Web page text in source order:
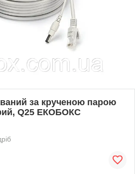
за крученою парою
Q25 ЕКОБОКС